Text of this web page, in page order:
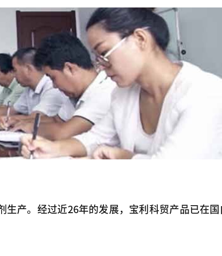
产。经过近26年的发展，宝利科贸产品已在国